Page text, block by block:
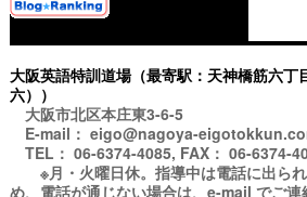
大阪英語特訓道場（最寄駅：天神橋筋六丁
六））
大阪市北区本庄東3-6-5
E-mail： eigo@nagoya-
TEL： 06-6374-4085, FAX： 06-6374-
※月・火曜日休。指導中は電話に出ら
め、電話が通じない場合は、e-mail でご連